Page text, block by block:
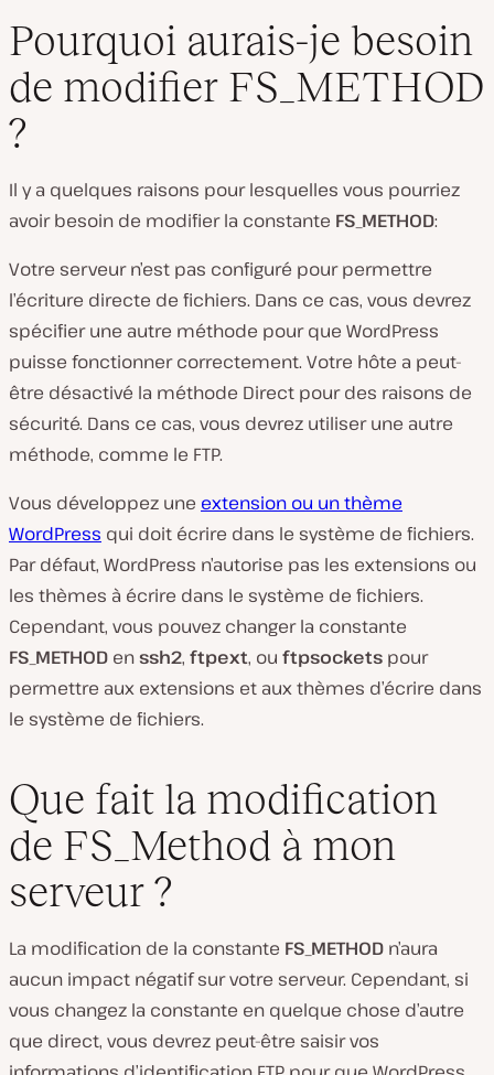
Pourquoi aurais-je besoin
de modifier FS_METHOD
?
Il y a quelques raisons pour lesquelles vous pourriez
avoir besoin de modifier la constante FS_METHOD:
Votre serveur n’est pas configuré pour permettre
l’écriture directe de fichiers. Dans ce cas, vous devrez
spécifier une autre méthode pour que WordPress
puisse fonctionner correctement. Votre hôte a peut-
être désactivé la méthode Direct pour des raisons de
sécurité. Dans ce cas, vous devrez utiliser une autre
méthode, comme le FTP.
Vous développez une extension ou un thème
WordPress qui doit écrire dans le système de fichiers.
Par défaut, WordPress n’autorise pas les extensions ou
les thèmes à écrire dans le système de fichiers.
Cependant, vous pouvez changer la constante
FS_METHOD enssh2, ftpext, ou ftpsockets pour
permettre aux extensions et aux thèmes d’écrire dans
le système de fichiers.
Que fait la modification
de FS_Method à mon
serveur ?
La modification de la constante FS_METHOD n’aura
aucun impact négatif sur votre serveur. Cependant, si
vous changez la constante en quelque chose d’autre
que direct, vous devrez peut-être saisir vos